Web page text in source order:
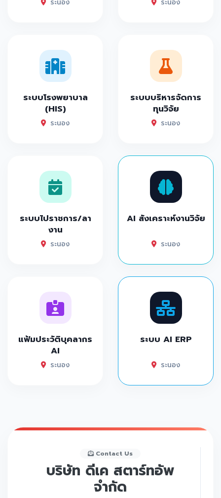
ระนอง ระนอง
ระบบโรงพยาบาล
(HIS)
ระนอง
ระบบบริหารจัดการ
ทุนวิจัย
ระนอง
ระบบไปราชการ/ลา
งาน
ระนอง
AI สังเคราะห์งานวิจัย
ระนอง
แฟ้มประวัติบุคลากร
AI
ระนอง
ระบบ AI ERP
ระนอง
Contact Us
บริษัท ดีเค สตาร์ทอัพ
จำกัด